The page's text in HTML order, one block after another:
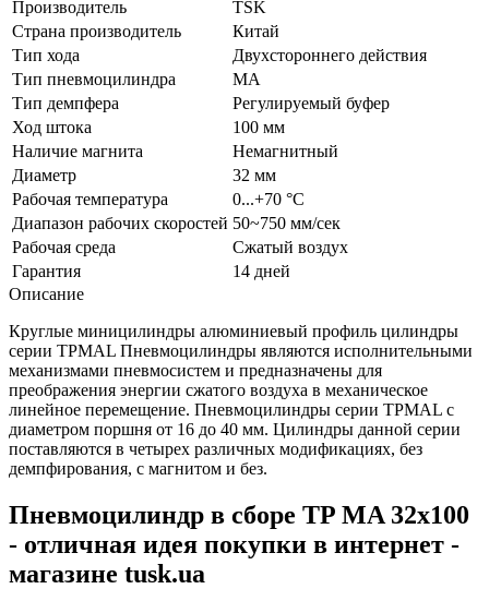
Производитель
TSK
Страна производитель
Китай
Тип хода
Двухстороннего действия
Тип пневмоцилиндра
MA
Тип демпфера
Регулируемый буфер
Ход штока
100 мм
Наличие магнита
Немагнитный
Диаметр
32 мм
Рабочая температура
0...+70 °С
Диапазон рабочих скоростей 50~750 мм/сек
Рабочая среда
Сжатый воздух
Гарантия
14 дней
Описание
Круглые миницилиндры алюминиевый профиль цилиндры
серии TPMAL Пневмоцилиндры являются исполнительными
механизмами пневмосистем и предназначены для
преображения энергии сжатого воздуха в механическое
линейное перемещение. Пневмоцилиндры серии TPMAL с
диаметром поршня от 16 до 40 мм. Цилиндры данной серии
поставляются в четырех различных модификациях, без
демпфирования, с магнитом и без.
Пневмоцилиндр в сборе TP MA 32x100
- отличная идея покупки в интернет -
магазине tusk.ua